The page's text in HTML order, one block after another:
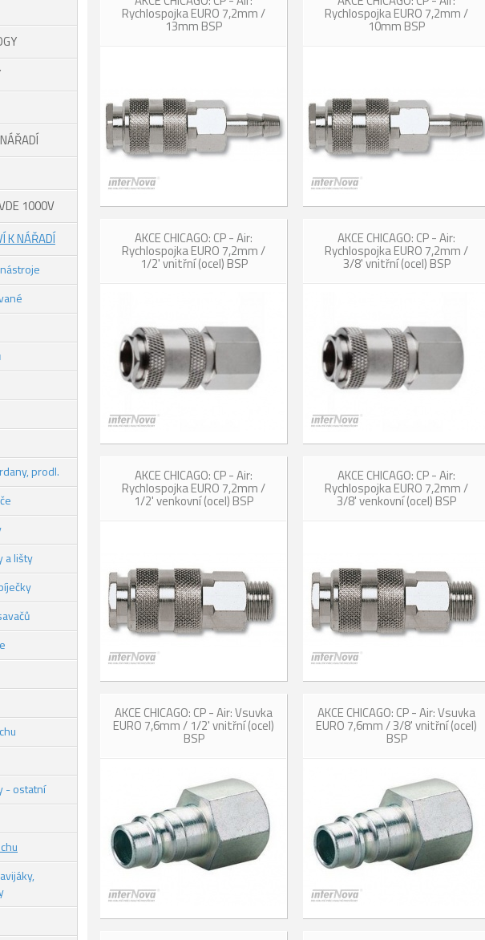
1000V
K NÁŘADÍ
prodl.
a lišty
- ostatní
Rychlospojka EURO 7,2mm /
13mm BSP
Rychlospojka EURO 7,2mm /
10mm BSP
AKCE CHICAGO: CP - Air:
Rychlospojka EURO 7,2mm /
1/2' vnitřní (ocel) BSP
AKCE CHICAGO: CP - Air:
Rychlospojka EURO 7,2mm /
3/8' vnitřní (ocel) BSP
AKCE CHICAGO: CP - Air:
Rychlospojka EURO 7,2mm /
1/2' venkovní (ocel) BSP
AKCE CHICAGO: CP - Air:
Rychlospojka EURO 7,2mm /
3/8' venkovní (ocel) BSP
AKCE CHICAGO: CP - Air: Vsuvka
EURO 7,6mm / 1/2' vnitřní (ocel)
BSP
AKCE CHICAGO: CP - Air: Vsuvka
EURO 7,6mm / 3/8' vnitřní (ocel)
BSP